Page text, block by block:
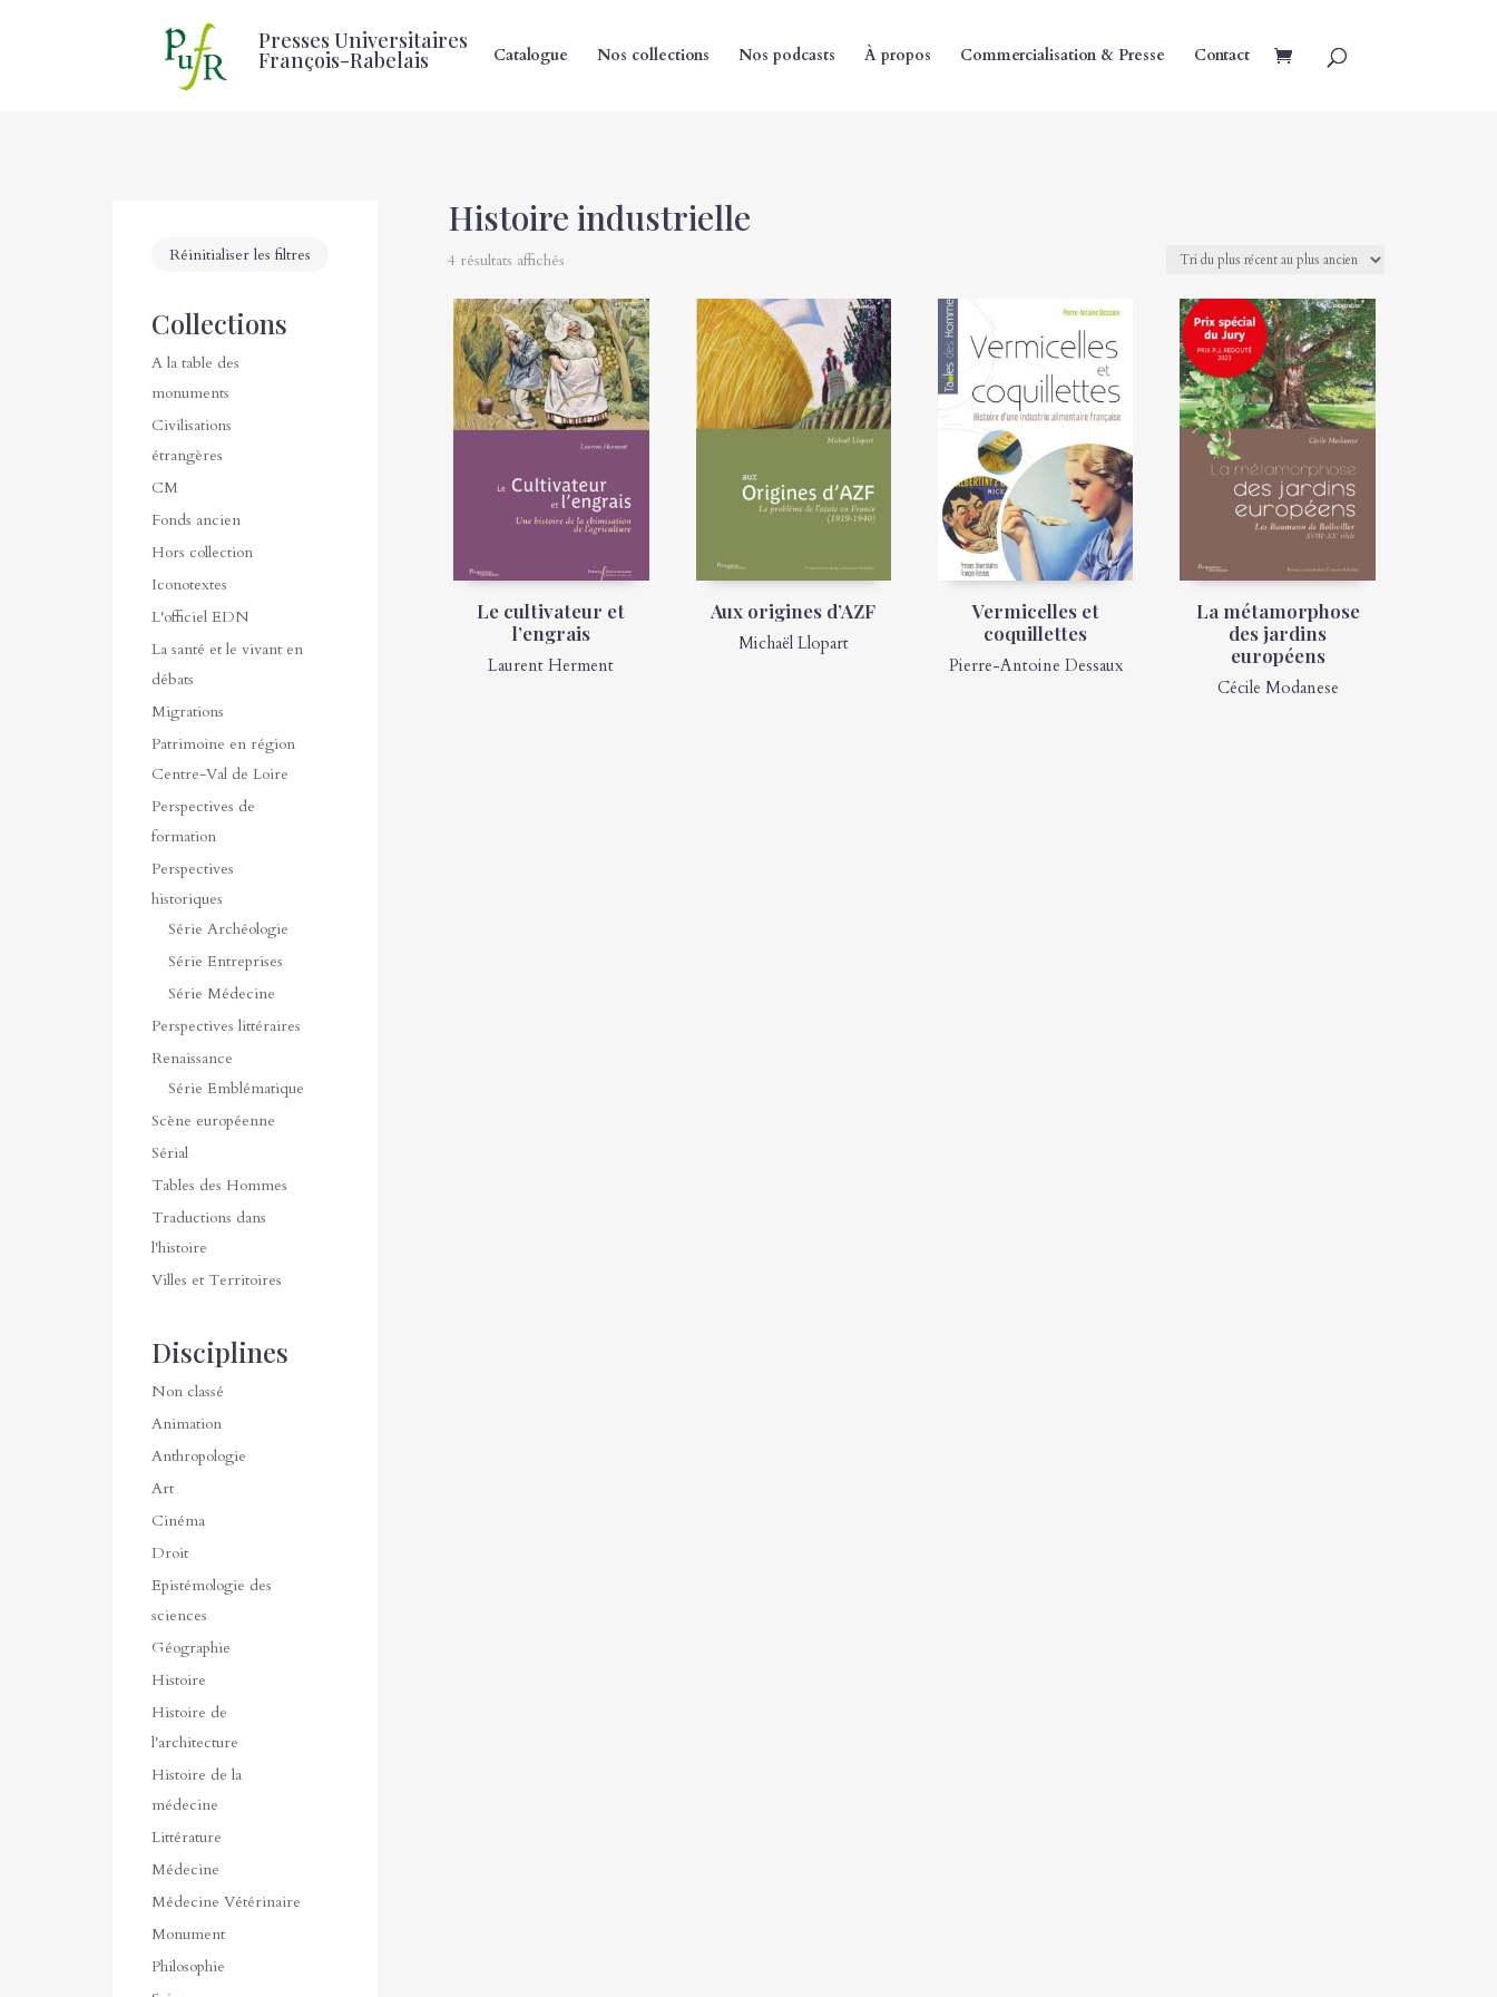
Presses Universitaires
François-Rabelais Catalogue Nos collections Nos podcasts À propos Commercialisation & Presse Contact
Réinitialiser les filtres
Collections
A la table des
monuments
Civilisations
étrangères
CM
Fonds ancien
Hors collection
Iconotextes
L'officiel EDN
La santé et le vivant en
débats
Migrations
Patrimoine en région
Centre-Val de Loire
Perspectives de
formation
Perspectives
historiques
Série Archéologie
Série Entreprises
Série Médecine
Perspectives littéraires
Renaissance
Série Emblématique
Scène européenne
Sérial
Tables des Hommes
Traductions dans
l'histoire
Villes et Territoires
Disciplines
Non classé
Animation
Anthropologie
Art
Cinéma
Droit
Epistémologie des
sciences
Géographie
Histoire
Histoire de
l'architecture
Histoire de la
médecine
Littérature
Médecine
Médecine Vétérinaire
Monument
Philosophie
Histoire industrielle
4 résultats affichés
Le cultivateur et
l’engrais
Laurent Herment
Aux origines d’AZF
Michaël Llopart
Vermicelles et
coquillettes
Pierre-Antoine Dessaux
La métamorphose
des jardins
européens
Cécile Modanese